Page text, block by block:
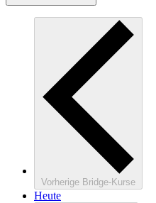
Vorherige Bridge-Kurse
Heute